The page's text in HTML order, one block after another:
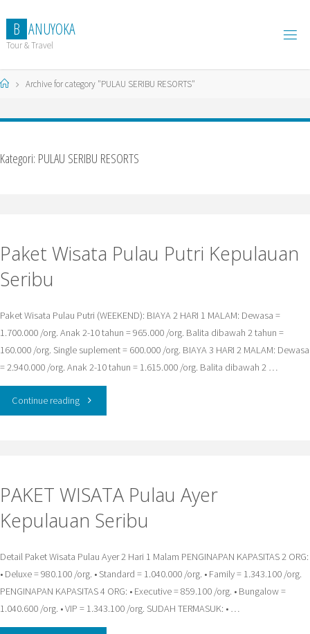
content
B ANUYOKA
Tour & Travel
HomeArchive for category "PULAU SERIBU RESORTS"
Kategori: PULAU SERIBU RESORTS
Paket Wisata Pulau Putri Kepulauan
Seribu
Paket Wisata Pulau Putri (WEEKEND): BIAYA 2 HARI 1 MALAM: Dewasa =
1.700.000 /org. Anak 2-10 tahun = 965.000 /org. Balita dibawah 2 tahun =
160.000 /org. Single suplement = 600.000 /org. BIAYA 3 HARI 2 MALAM: Dewasa
= 2.940.000 /org. Anak 2-10 tahun = 1.615.000 /org. Balita dibawah 2 …
Continue reading"Paket
Putri
Kepulauan
PAKET WISATA Pulau Ayer
Kepulauan Seribu
Detail Paket Wisata Pulau Ayer 2 Hari 1 Malam PENGINAPAN KAPASITAS 2 ORG:
• Deluxe = 980.100 /org. • Standard = 1.040.000 /org. • Family = 1.343.100 /org.
PENGINAPAN KAPASITAS 4 ORG: • Executive = 859.100 /org. • Bungalow =
1.040.600 /org. • VIP = 1.343.100 /org. SUDAH TERMASUK: • …